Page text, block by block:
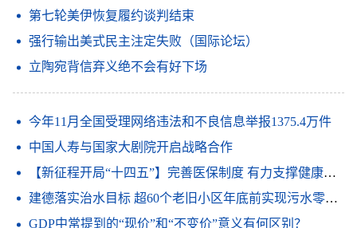
第七轮美伊恢复履约谈判结束
强行输出美式民主注定失败（国际论坛）
立陶宛背信弃义绝不会有好下场
今年11月全国受理网络违法和不良信息举报1375.4万件
中国人寿与国家大剧院开启战略合作
【新征程开局“十四五”】完善医保制度 有力支撑健康中国建设
建德落实治水目标 超60个老旧小区年底前实现污水零直排
GDP中常提到的“现价”和“不变价”意义有何区别？